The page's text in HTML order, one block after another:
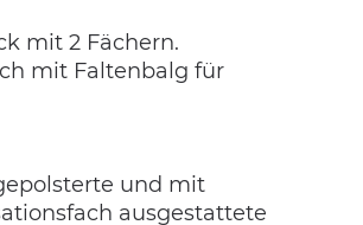
mit 2 Fächern.
mit Faltenbalg für
und mit
ausgestattete